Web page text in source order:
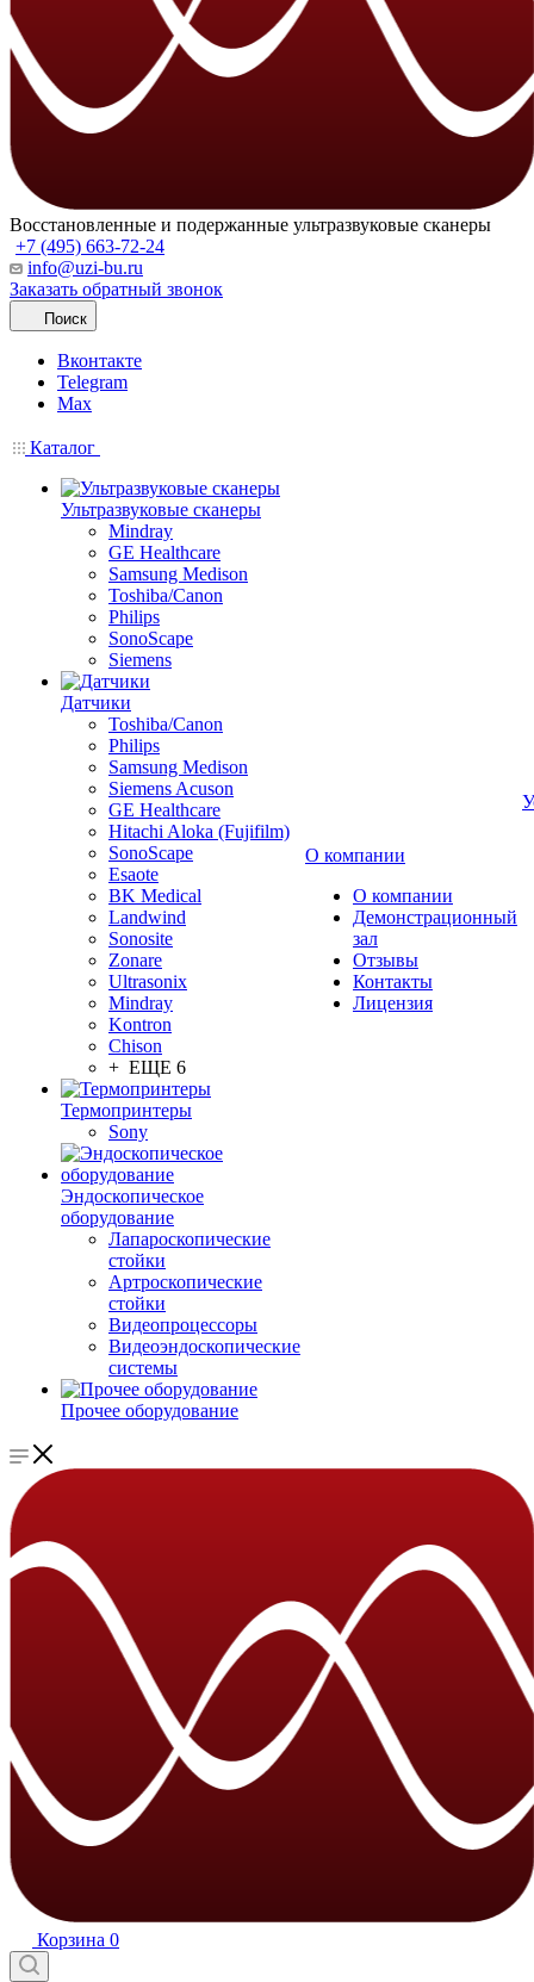
Восстановленные и подержанные ультразвуковые сканеры
+7 (495) 663-72-24
info@uzi-bu.ru
Заказать обратный звонок
Поиск
Вконтакте
Telegram
Max
Каталог
Ультразвуковые сканеры
Mindray
GE Healthcare
Samsung Medison
Toshiba/Canon
Philips
SonoScape
Siemens
Датчики
Toshiba/Canon
Philips
Samsung Medison
Siemens Acuson
GE Healthcare
Hitachi Aloka (Fujifilm)
SonoScape
Esaote
BK Medical
Landwind
Sonosite
Zonare
Ultrasonix
Mindray
Kontron
Chison
+ ЕЩЕ 6
Термопринтеры
Sony
Эндоскопическое
оборудование
Лапароскопические
стойки
Артроскопические
стойки
Видеопроцессоры
Видеоэндоскопические
системы
Прочее оборудование
О компании
О компании
Демонстрационный
зал
Отзывы
Контакты
Лицензия
Корзина 0